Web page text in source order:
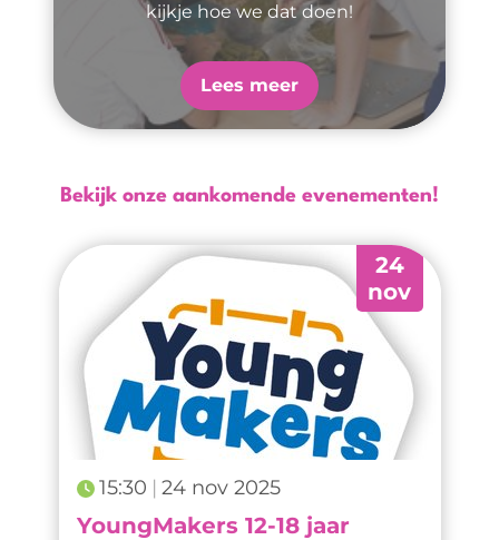
kijkje hoe we dat doen!
Lees meer
Bekijk onze aankomende evenementen!
24
nov
15:30 24 nov 2025
YoungMakers 12-18 jaar